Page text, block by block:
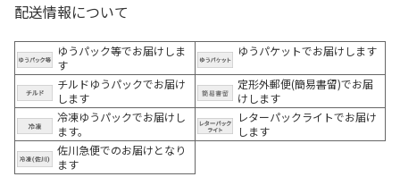
配送情報について
ゆうパック等でお届けしま
す
ゆうパケットでお届けします
チルドゆうパックでお届け
します
定形外郵便(簡易書留)でお届
けします
冷凍ゆうパックでお届けし
ます。
レターパックライトでお届け
します
佐川急便でのお届けとなり
ます